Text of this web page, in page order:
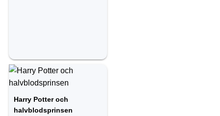
Harry Potter och
halvblodsprinsen